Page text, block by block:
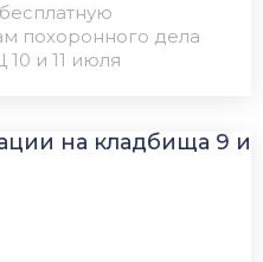
похоронного дела
и 11 июля